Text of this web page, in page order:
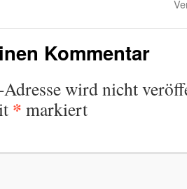
Kommentar
wird nicht
* markiert